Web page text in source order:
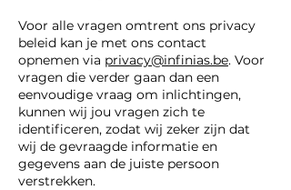
Voor alle vragen omtrent ons privacy
beleid kan je met ons contact
opnemen via privacy@infinias.be. Voor
vragen die verder gaan dan een
eenvoudige vraag om inlichtingen,
kunnen wij jou vragen zich te
identificeren, zodat wij zeker zijn dat
wij de gevraagde informatie en
gegevens aan de juiste persoon
verstrekken.